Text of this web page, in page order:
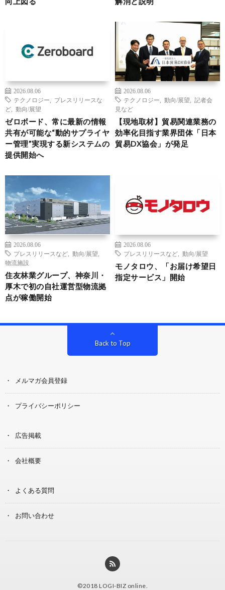
2026.08.06
テクノロジー
プレスリリースな
ど
動向/展望
ゼロボード、常に最新の情報
共有が可能な“動的サプライヤ
ー管理”実現する新システムの
提供開始へ
2026.08.06
テクノロジー
動向/展望
記者会
見など
【現地取材】貿易関連業務の
効率化目指す業界団体「日本
貿易DX協会」が発足
2026.08.06
プレスリリースなど
動向/展望
物流施設
住友林業グループ、神奈川・
厚木で初の自社運営型物流拠
点が稼働開始
2026.08.06
プレスリリースなど
動向/展望
モノタロウ、「お届け希望日
指定サービス」開始
Back to Top
メルマガ会員登録
プライバシーポリシー
広告掲載
会社概要
よくある質問
お問い合わせ
©2018 LOGI-BIZ online